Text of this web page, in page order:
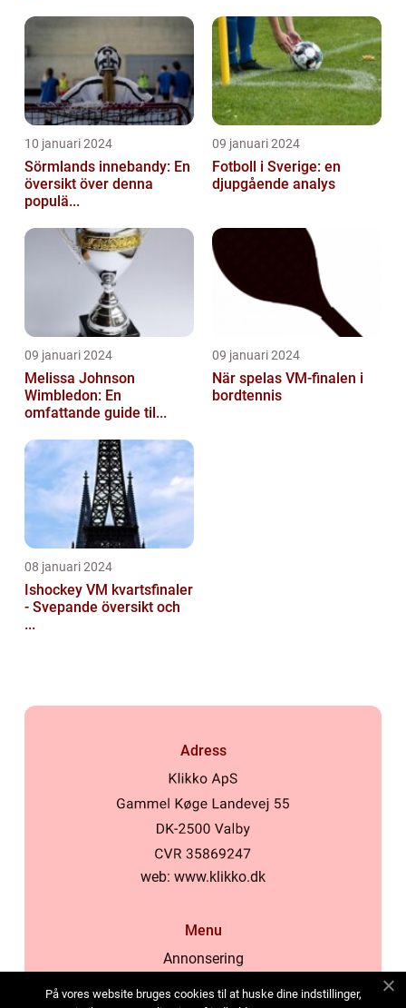
10 januari 2024
Sörmlands innebandy: En
översikt över denna
populä...
09 januari 2024
Fotboll i Sverige: en
djupgående analys
09 januari 2024
Melissa Johnson
Wimbledon: En
omfattande guide til...
09 januari 2024
När spelas VM-finalen i
bordtennis
08 januari 2024
Ishockey VM kvartsfinaler
- Svepande översikt och
...
Adress
web: www.klikko.dk
Menu
Annonsering
På vores website bruges cookies til at huske dine indstillinger,